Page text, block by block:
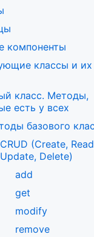
компоненты
классы и их
класс. Методы,
есть у всех
базового
CRUD (Create,
Update, Delete)
add
get
modify
remove